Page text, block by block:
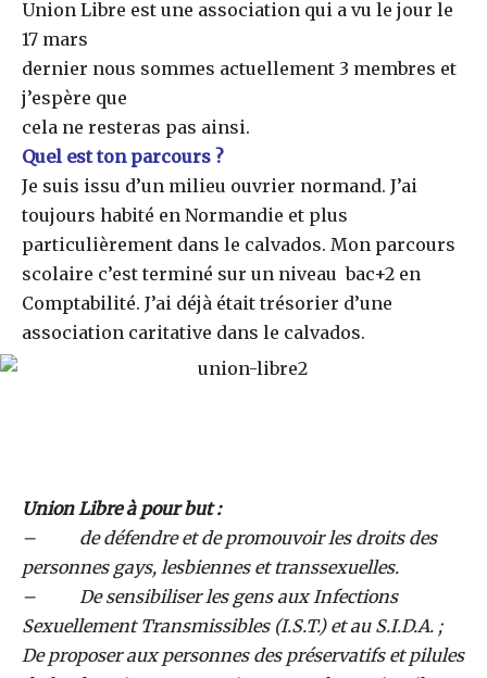
Union Libre est une association qui a vu le jour le
17 mars
dernier nous sommes actuellement 3 membres et
j’espère que
cela ne resteras pas ainsi.
Quel est ton parcours ?
Je suis issu d’un milieu ouvrier normand. J’ai
toujours habité en Normandie et plus
particulièrement dans le calvados. Mon parcours
scolaire c’est terminé sur un niveau bac+2 en
Comptabilité. J’ai déjà était trésorier d’une
association caritative dans le calvados.
Union Libre à pour but :
– de défendre et de promouvoir les droits des
personnes gays, lesbiennes et transsexuelles.
– De sensibiliser les gens aux Infections
Sexuellement Transmissibles (I.S.T.) et au S.I.D.A. ;
De proposer aux personnes des préservatifs et pilules